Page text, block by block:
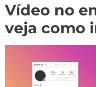
Vídeo no
veja como